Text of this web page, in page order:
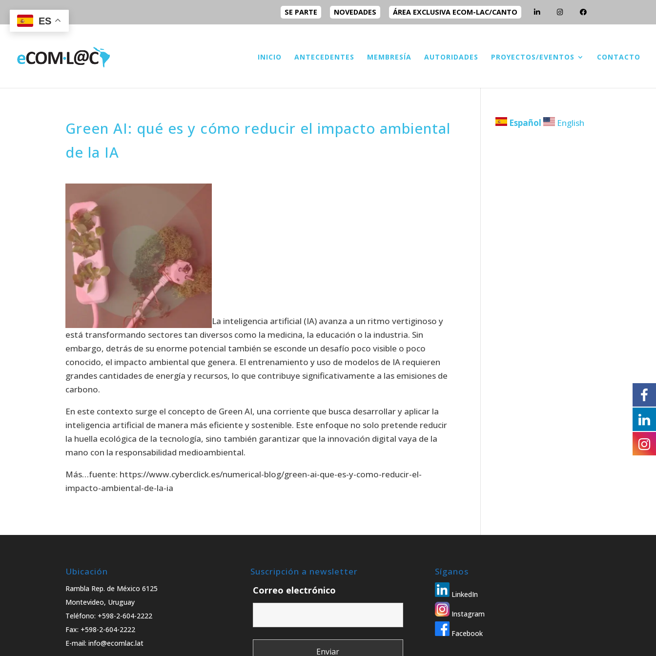
SE PARTE NOVEDADES ÁREA EXCLUSIVA ECOM-LAC/CANTO
INICIO ANTECEDENTES MEMBRESÍA AUTORIDADES PROYECTOS/EVENTOS CONTACTO
Green AI: qué es y cómo reducir el impacto ambiental
de la IA
La inteligencia artificial (IA) avanza a un ritmo vertiginoso y
está transformando sectores tan diversos como la medicina, la educación o la industria. Sin
embargo, detrás de su enorme potencial también se esconde un desafío poco visible o poco
conocido, el impacto ambiental que genera. El entrenamiento y uso de modelos de IA requieren
grandes cantidades de energía y recursos, lo que contribuye significativamente a las emisiones de
carbono.
En este contexto surge el concepto de Green AI, una corriente que busca desarrollar y aplicar la
inteligencia artificial de manera más eficiente y sostenible. Este enfoque no solo pretende reducir
la huella ecológica de la tecnología, sino también garantizar que la innovación digital vaya de la
mano con la responsabilidad medioambiental.
Más…fuente: https://www.cyberclick.es/numerical-blog/green-ai-que-es-y-como-reducir-el-
impacto-ambiental-de-la-ia
Español English
Ubicación
Rambla Rep. de México 6125
Montevideo, Uruguay
Teléfono: +598-2-604-2222
Fax: +598-2-604-2222
E-mail: info@ecomlac.lat
Suscripción a newsletter
Correo electrónico
Síganos
LinkedIn
Instagram
Facebook
ES